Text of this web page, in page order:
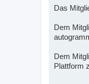
Das
Dem
Dem
Plattform